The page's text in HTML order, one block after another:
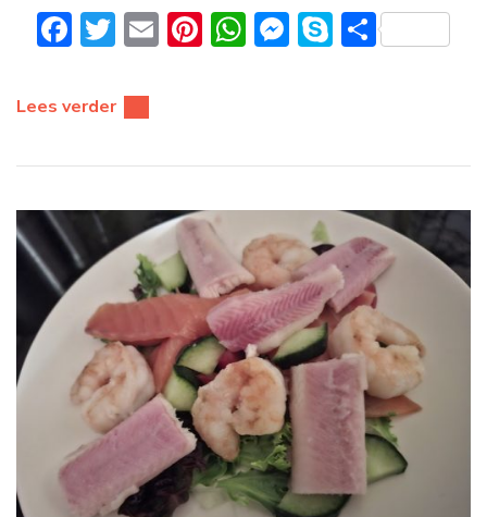
Facebook
Twitter
EmailPinterest
WhatsApp
Messenger
Skype
Delen
Lees verder